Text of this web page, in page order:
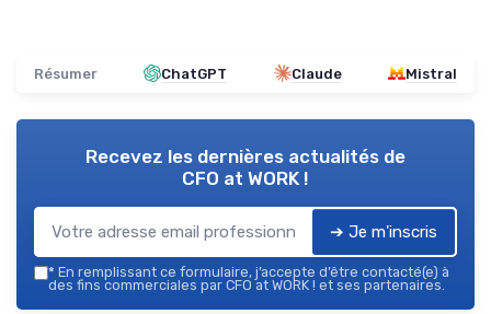
Résumer ChatGPT Claude Mistral
Recevez les dernières actualités de
CFO at WORK !
➔ Je m'inscris
* En remplissant ce formulaire, j’accepte d’être contacté(e) à
des fins commerciales par CFO at WORK ! et ses partenaires.